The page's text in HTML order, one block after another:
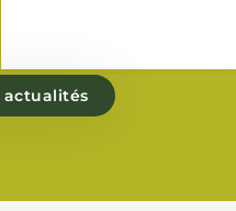
actualités